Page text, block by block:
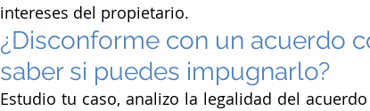
intereses del propietario.
¿Disconforme con un acuerdo
saber si puedes impugnarlo?
Estudio tu caso, analizo la legalidad del